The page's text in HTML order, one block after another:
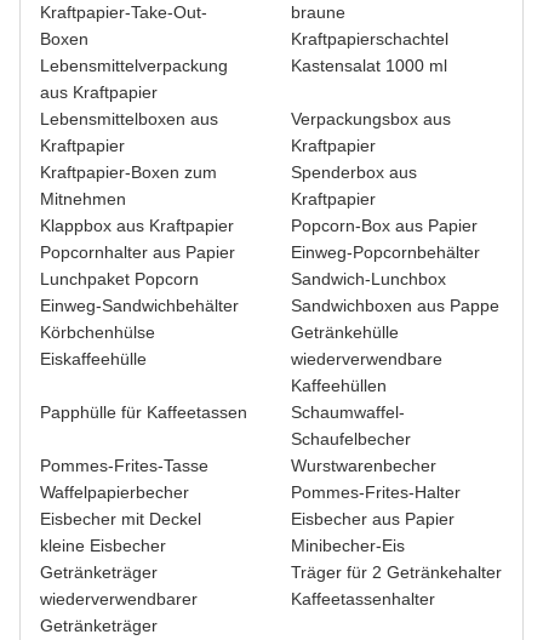
Kraftpapier-Take-Out-
Boxen
braune
Kraftpapierschachtel
Lebensmittelverpackung
aus Kraftpapier
Kastensalat 1000 ml
Lebensmittelboxen aus
Kraftpapier
Verpackungsbox aus
Kraftpapier
Kraftpapier-Boxen zum
Mitnehmen
Spenderbox aus
Kraftpapier
Klappbox aus Kraftpapier
Popcorn-Box aus Papier
Popcornhalter aus Papier
Einweg-Popcornbehälter
Lunchpaket Popcorn
Sandwich-Lunchbox
Einweg-Sandwichbehälter
Sandwichboxen aus Pappe
Körbchenhülse
Getränkehülle
Eiskaffeehülle
wiederverwendbare
Kaffeehüllen
Papphülle für Kaffeetassen
Schaumwaffel-
Schaufelbecher
Pommes-Frites-Tasse
Wurstwarenbecher
Waffelpapierbecher
Pommes-Frites-Halter
Eisbecher mit Deckel
Eisbecher aus Papier
kleine Eisbecher
Minibecher-Eis
Getränketräger
Träger für 2 Getränkehalter
wiederverwendbarer
Getränketräger
Kaffeetassenhalter